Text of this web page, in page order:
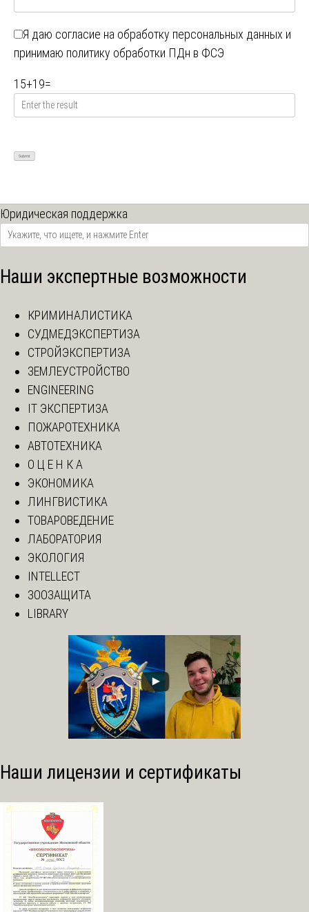
Я даю согласие на обработку персональных данных и
принимаю политику обработки ПДн в ФСЭ
15+19=
Юридическая поддержка
Наши экспертные возможности
КРИМИНАЛИСТИКА
СУДМЕДЭКСПЕРТИЗА
СТРОЙЭКСПЕРТИЗА
ЗЕМЛЕУСТРОЙСТВО
ENGINEERING
IT ЭКСПЕРТИЗА
ПОЖАРОТЕХНИКА
АВТОТЕХНИКА
О Ц Е Н К А
ЭКОНОМИКА
ЛИНГВИСТИКА
ТОВАРОВЕДЕНИЕ
ЛАБОРАТОРИЯ
ЭКОЛОГИЯ
INTELLECT
ЗООЗАЩИТА
LIBRARY
Наши лицензии и сертификаты